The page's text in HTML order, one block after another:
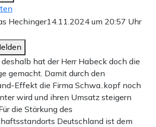
Hechinger14.11.2024 um 20:57 Uhr
deshalb hat der Herr Habeck doch die
gemacht. Damit durch den
Effekt die Firma Schwa..kopf noch
wird und ihren Umsatz steigern
die Stärkung des
Deutschland ist dem